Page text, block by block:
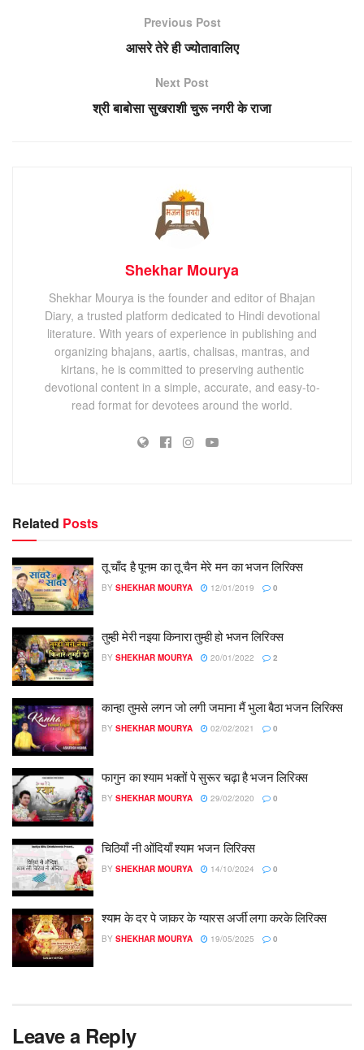
Previous Post
आसरे तेरे ही ज्योतावालिए
Next Post
श्री बाबोसा सुखराशी चुरू नगरी के राजा
Shekhar Mourya
Shekhar Mourya is the founder and editor of Bhajan
Diary, a trusted platform dedicated to Hindi devotional
literature. With years of experience in publishing and
organizing bhajans, aartis, chalisas, mantras, and
kirtans, he is committed to preserving authentic
devotional content in a simple, accurate, and easy-to-
read format for devotees around the world.
Related Posts
तू चाँद है पूनम का तू चैन मेरे मन का भजन लिरिक्स
BY SHEKHAR MOURYA 12/01/2019 0
तुम्ही मेरी नइया किनारा तुम्ही हो भजन लिरिक्स
BY SHEKHAR MOURYA 20/01/2022 2
कान्हा तुमसे लगन जो लगी जमाना मैं भुला बैठा भजन लिरिक्स
BY SHEKHAR MOURYA 02/02/2021 0
फागुन का श्याम भक्तों पे सुरूर चढ़ा है भजन लिरिक्स
BY SHEKHAR MOURYA 29/02/2020 0
चिठियाँ नी ओंदियाँ श्याम भजन लिरिक्स
BY SHEKHAR MOURYA 14/10/2024 0
श्याम के दर पे जाकर के ग्यारस अर्जी लगा करके लिरिक्स
BY SHEKHAR MOURYA 19/05/2025 0
Leave a Reply